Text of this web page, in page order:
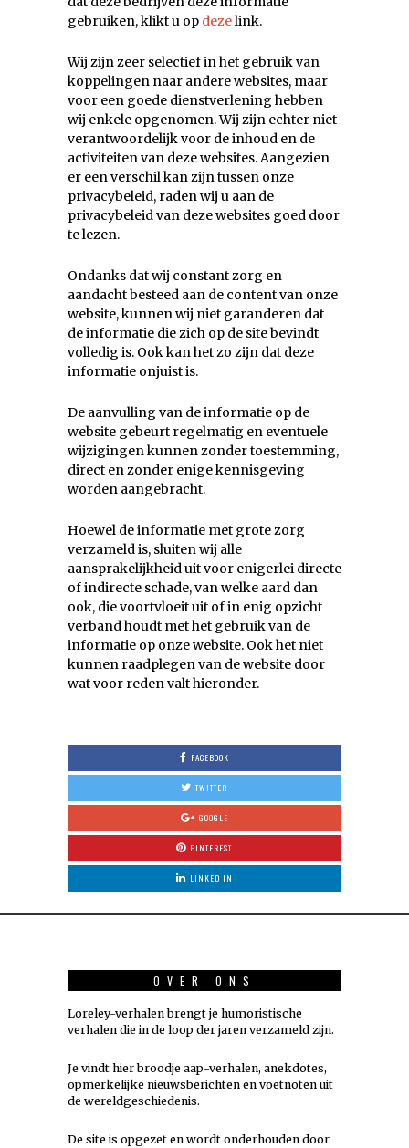
gebruiken, klikt u op dezelink.
Wij zijn zeer selectief in het gebruik van
koppelingen naar andere websites, maar
voor een goede dienstverlening hebben
wij enkele opgenomen. Wij zijn echter niet
verantwoordelijk voor de inhoud en de
activiteiten van deze websites. Aangezien
er een verschil kan zijn tussen onze
privacybeleid, raden wij u aan de
privacybeleid van deze websites goed door
te lezen.
Ondanks dat wij constant zorg en
aandacht besteed aan de content van onze
website, kunnen wij niet garanderen dat
de informatie die zich op de site bevindt
volledig is. Ook kan het zo zijn dat deze
informatie onjuist is.
De aanvulling van de informatie op de
website gebeurt regelmatig en eventuele
wijzigingen kunnen zonder toestemming,
direct en zonder enige kennisgeving
worden aangebracht.
Hoewel de informatie met grote zorg
verzameld is, sluiten wij alle
aansprakelijkheid uit voor enigerlei directe
of indirecte schade, van welke aard dan
ook, die voortvloeit uit of in enig opzicht
verband houdt met het gebruik van de
informatie op onze website. Ook het niet
kunnen raadplegen van de website door
wat voor reden valt hieronder.
FACEBOOK
TWITTER
GOOGLE
PINTEREST
LINKED IN
OVER ONS
Loreley-verhalen brengt je humoristische
verhalen die in de loop der jaren verzameld zijn.
Je vindt hier broodje aap-verhalen, anekdotes,
opmerkelijke nieuwsberichten en voetnoten uit
de wereldgeschiedenis.
De site is opgezet en wordt onderhouden door